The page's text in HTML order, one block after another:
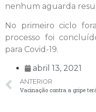
nenhum aguarda
No primeiro ciclo
processo foi
para Covid-19.
abril 13, 2021
ANTERIOR